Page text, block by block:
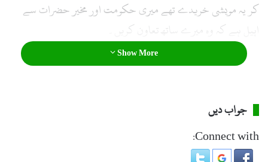
کر یہ مویشی خریدے تھے میری حکومت اور مخیر حضرات سے
اپیل ہے کہ وہ میرے ساتھ تعاون کریں۔
دو کے پیرٹوٹ گئے۔
Show More
جواب دیں
Connect with: